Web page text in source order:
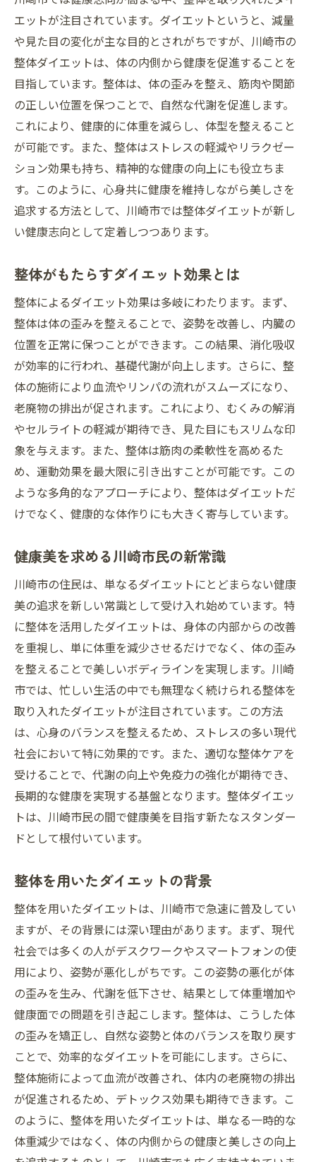
整体ダイエットの効率的な進め方
整体で健康的に痩せるためのステップ
整体ダイエットで理想の体型を手に入れる方法
整体ダイエットの具体的な手法
理想の体型を目指す整体の活用
体型維持に役立つ整体のテクニック
整体で無理なく体型を整える
整体ダイエットの成功事例紹介
整体で体型改善を図るプロセス
川崎市の整体院で健康美を実現する秘訣
川崎市の整体院でのダイエット施術
健康美を叶える整体院のサービス
川崎市整体院で体験する美の進化
整体院が提案する美と健康のプラン
整体院選びのポイントと注意点
代謝促進と体の歪みを正す整体ダイエット
整体で代謝を高める方法
体の歪みを整える整体の重要性
整体がもたらす代謝促進の効果
体のバランスを整える整体技術
代謝向上に役立つ整体のアプローチ
体の歪みと代謝の関係性を探る
忙しい日常でも続けやすい整体ダイエット
日常に取り入れやすい整体ダイエット
忙しい人向けの整体ダイエット戦略
続けやすさが魅力の整体ダイエット
短時間で効果が出る整体ダイエット
整体ダイエットを日常習慣にする方法
忙しい生活でも無理なく行える整体
整体ダイエットで心身のバランスを整える
整体で心身の健康をサポート
心と体のバランスを整える整体法
整体がもたらす心身の調和
ストレス軽減に役立つ整体技術
心身のバランス改善に向けた整体
川崎市の整体技術で健康的なダイエットを成功
させる
川崎市の整体技術が支えるダイエット
健康的に痩せるための整体活用法
整体技術でダイエットを効果的にする
川崎市整体院のダイエット成功事例
整体技術の進化とダイエットの関係
川崎市で整体ダイエットを始めるには
エットが注目されています。ダイエットというと、減量
や見た目の変化が主な目的とされがちですが、川崎市の
整体ダイエットは、体の内側から健康を促進することを
目指しています。整体は、体の歪みを整え、筋肉や関節
の正しい位置を保つことで、自然な代謝を促進します。
これにより、健康的に体重を減らし、体型を整えること
が可能です。また、整体はストレスの軽減やリラクゼー
ション効果も持ち、精神的な健康の向上にも役立ちま
す。このように、心身共に健康を維持しながら美しさを
追求する方法として、川崎市では整体ダイエットが新し
い健康志向として定着しつつあります。
整体がもたらすダイエット効果とは
整体によるダイエット効果は多岐にわたります。まず、
整体は体の歪みを整えることで、姿勢を改善し、内臓の
位置を正常に保つことができます。この結果、消化吸収
が効率的に行われ、基礎代謝が向上します。さらに、整
体の施術により血流やリンパの流れがスムーズになり、
老廃物の排出が促されます。これにより、むくみの解消
やセルライトの軽減が期待でき、見た目にもスリムな印
象を与えます。また、整体は筋肉の柔軟性を高めるた
め、運動効果を最大限に引き出すことが可能です。この
ような多角的なアプローチにより、整体はダイエットだ
けでなく、健康的な体作りにも大きく寄与しています。
健康美を求める川崎市民の新常識
川崎市の住民は、単なるダイエットにとどまらない健康
美の追求を新しい常識として受け入れ始めています。特
に整体を活用したダイエットは、身体の内部からの改善
を重視し、単に体重を減少させるだけでなく、体の歪み
を整えることで美しいボディラインを実現します。川崎
市では、忙しい生活の中でも無理なく続けられる整体を
取り入れたダイエットが注目されています。この方法
は、心身のバランスを整えるため、ストレスの多い現代
社会において特に効果的です。また、適切な整体ケアを
受けることで、代謝の向上や免疫力の強化が期待でき、
長期的な健康を実現する基盤となります。整体ダイエッ
トは、川崎市民の間で健康美を目指す新たなスタンダー
ドとして根付いています。
整体を用いたダイエットの背景
整体を用いたダイエットは、川崎市で急速に普及してい
ますが、その背景には深い理由があります。まず、現代
社会では多くの人がデスクワークやスマートフォンの使
用により、姿勢が悪化しがちです。この姿勢の悪化が体
の歪みを生み、代謝を低下させ、結果として体重増加や
健康面での問題を引き起こします。整体は、こうした体
の歪みを矯正し、自然な姿勢と体のバランスを取り戻す
ことで、効率的なダイエットを可能にします。さらに、
整体施術によって血流が改善され、体内の老廃物の排出
が促進されるため、デトックス効果も期待できます。こ
のように、整体を用いたダイエットは、単なる一時的な
体重減少ではなく、体の内側からの健康と美しさの向上